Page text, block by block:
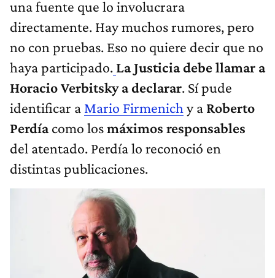
una fuente que lo involucrara
directamente. Hay muchos rumores, pero
no con pruebas. Eso no quiere decir que no
haya participado. La Justicia debe llamar a
Horacio Verbitsky a declarar. Sí pude
identificar a Mario Firmenich y a Roberto
Perdíacomo losmáximos responsables
del atentado. Perdía lo reconoció en
distintas publicaciones.